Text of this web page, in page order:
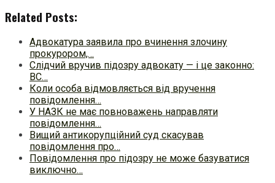
Related Posts:
Адвокатура заявила про вчинення злочину
прокурором,…
Слідчий вручив підозру адвокату — і це законно:
ВС…
Коли особа відмовляється від вручення
повідомлення…
У НАЗК не має повноважень направляти
повідомлення…
Вищий антикорупційний суд скасував
повідомлення про…
Повідомлення про підозру не може базуватися
виключно…